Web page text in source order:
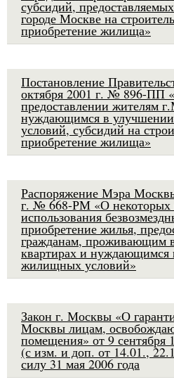
субсидий,
городе Москве на
приобретение жилища»
Постановление
октября 2001 г. № 896-ПП
предоставлении жителям
нуждающимся в
условий, субсидий на
приобретение жилища»
Распоряжение Мэра
г. № 668-РМ «О некоторых
использования
приобретение жилья,
гражданам, проживающим
квартирах и нуждающимся
жилищных условий»
Закон г. Москвы «О
Москвы лицам,
помещения» от 9 сентября
(с изм. и доп. от 14.01.,
силу 31 мая 2006 года